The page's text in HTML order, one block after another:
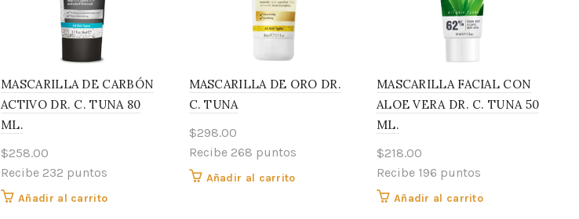
MASCARILLA DE CARBÓN
ACTIVO DR. C. TUNA 80
ML.
$258.00
Recibe 232 puntos
Añadir al carrito
MASCARILLA DE ORO DR.
C. TUNA
$298.00
Recibe 268 puntos
Añadir al carrito
MASCARILLA FACIAL CON
ALOE VERA DR. C. TUNA 50
ML.
$218.00
Recibe 196 puntos
Añadir al carrito